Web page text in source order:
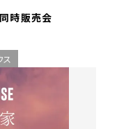
時販売会